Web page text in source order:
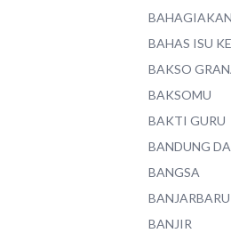
BAHAS ISU
BAKSO
BAKSOMU
BAKTI GURU
BANDUNG
BANGSA
BANJARBARU
BANJIR